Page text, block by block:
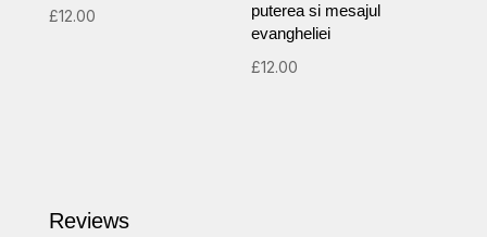
£12.00
puterea si mesajul
evangheliei
£12.00
Reviews